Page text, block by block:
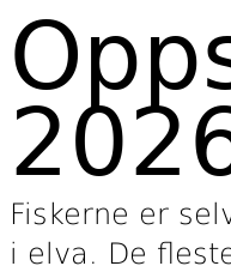
Fiskerne er
i elva. De